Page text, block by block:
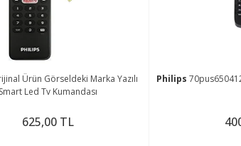
Ürün Görseldeki Marka Yazılı
Smart Led Tv Kumandası
625,00 TL
Philips